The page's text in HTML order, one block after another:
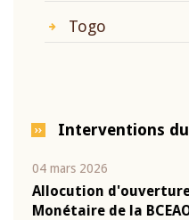
Togo
Interventions
04 mars 2026
Allocution
Monétaire de la